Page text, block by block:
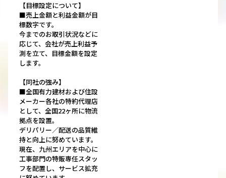
【目標設定について】
■売上金額と利益金額が目
標数字です。
今までのお取引状況などに
応じて、会社が売上利益予
測を立て、目標金額を設定
します。
【同社の強み】
■全国有力建材および住設
メーカー各社の特約代理店
として、全国22ヶ所に物流
拠点を設置。
デリパリー／配送の品質維
持と向上に努めています。
現在、九州エリアを中心に
工事部門の特販専任スタッ
フを配置し、サービス拡充